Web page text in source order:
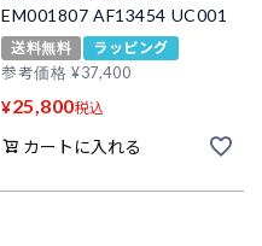
EM001807 AF13454 UC001
送料無料
ラッピング
参考価格 ¥37,400
¥25,800税込
カートに入れる